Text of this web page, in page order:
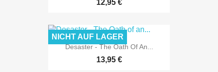
12,95 €
Desaster - The Oath Of An...
13,95 €
NICHT AUF LAGER